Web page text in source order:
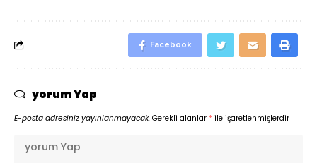
Facebook
yorum Yap
E-posta adresiniz yayınlanmayacak. Gerekli alanlar * ile işaretlenmişlerdir